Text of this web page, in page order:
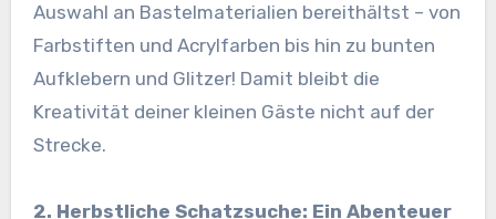
Auswahl an Bastelmaterialien bereithältst – von
Farbstiften und Acrylfarben bis hin zu bunten
Aufklebern und Glitzer! Damit bleibt die
Kreativität deiner kleinen Gäste nicht auf der
Strecke.
2. Herbstliche Schatzsuche: Ein Abenteuer